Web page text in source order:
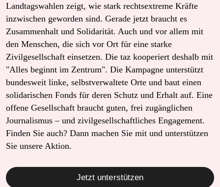
Landtagswahlen zeigt, wie stark rechtsextreme Kräfte
inzwischen geworden sind. Gerade jetzt braucht es
Zusammenhalt und Solidarität. Auch und vor allem mit
den Menschen, die sich vor Ort für eine starke
Zivilgesellschaft einsetzen. Die taz kooperiert deshalb mit
"Alles beginnt im Zentrum". Die Kampagne unterstützt
bundesweit linke, selbstverwaltete Orte und baut einen
solidarischen Fonds für deren Schutz und Erhalt auf. Eine
offene Gesellschaft braucht guten, frei zugänglichen
Journalismus – und zivilgesellschaftliches Engagement.
Finden Sie auch? Dann machen Sie mit und unterstützen
Sie unsere Aktion.
Jetzt unterstützen